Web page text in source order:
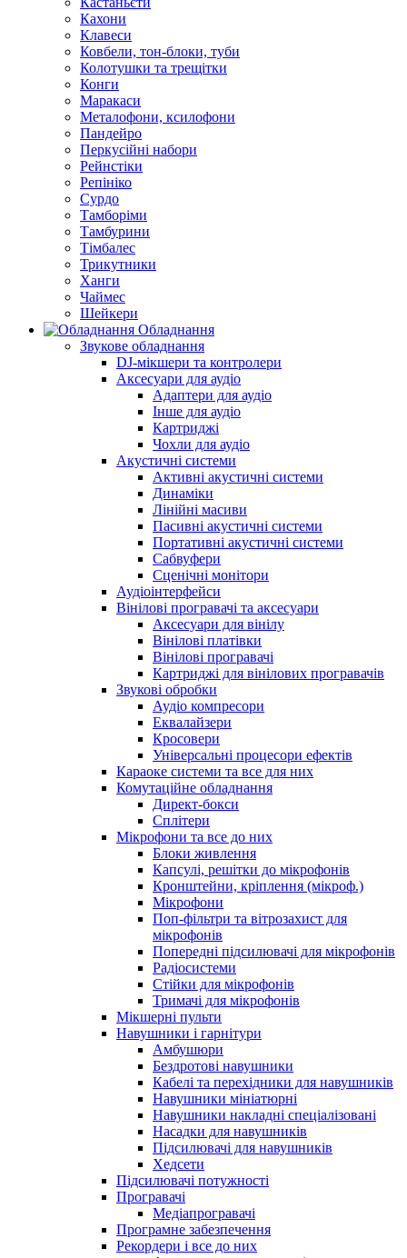
Кахони
Клавеси
Ковбели, тон-блоки, туби
Колотушки та трещітки
Конги
Маракаси
Металофони, ксилофони
Пандейро
Перкусійні набори
Рейнстіки
Репініко
Сурдо
Тамборіми
Тамбурини
Тімбалес
Трикутники
Ханги
Чаймес
Шейкери
Обладнання
Звукове обладнання
DJ-мікшери та контролери
Аксесуари для аудіо
Адаптери для аудіо
Інше для аудіо
Картриджі
Чохли для аудіо
Акустичні системи
Активні акустичні системи
Динаміки
Лінійні масиви
Пасивні акустичні системи
Портативні акустичні системи
Сабвуфери
Сценічні монітори
Аудіоінтерфейси
Вінілові програвачі та аксесуари
Аксесуари для вінілу
Вінілові платівки
Вінілові програвачі
Картриджі для вінілових програвачів
Звукові обробки
Аудіо компресори
Еквалайзери
Кросовери
Універсальні процесори ефектів
Караоке системи та все для них
Комутаційне обладнання
Директ-бокси
Сплітери
Мікрофони та все до них
Блоки живлення
Капсулі, решітки до мікрофонів
Кронштейни, кріплення (мікроф.)
Мікрофони
Поп-фільтри та вітрозахист для
мікрофонів
Попередні підсилювачі для мікрофонів
Радіосистеми
Стійки для мікрофонів
Тримачі для мікрофонів
Мікшерні пульти
Навушники і гарнітури
Амбушюри
Бездротові навушники
Кабелі та перехідники для навушників
Навушники мініатюрні
Навушники накладні спеціалізовані
Насадки для навушників
Підсилювачі для навушників
Хедсети
Підсилювачі потужності
Програвачі
Медіапрогравачі
Програмне забезпечення
Рекордери і все до них